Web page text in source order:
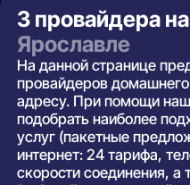
3 провайдера
Ярославле
На данной странице
провайдеров
адресу. При помощи
подобрать наиболее
услуг (пакетные
интернет: 24 тарифа,
скорости соединения, а